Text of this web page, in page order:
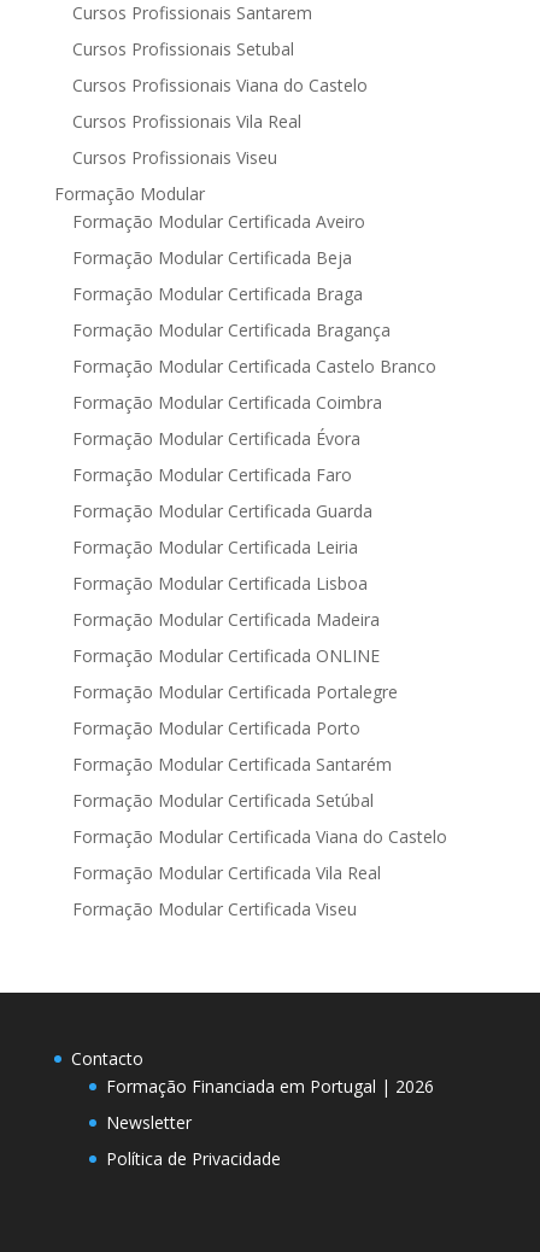
Cursos Profissionais Santarem
Cursos Profissionais Setubal
Cursos Profissionais Viana do Castelo
Cursos Profissionais Vila Real
Cursos Profissionais Viseu
Formação Modular
Formação Modular Certificada Aveiro
Formação Modular Certificada Beja
Formação Modular Certificada Braga
Formação Modular Certificada Bragança
Formação Modular Certificada Castelo Branco
Formação Modular Certificada Coimbra
Formação Modular Certificada Évora
Formação Modular Certificada Faro
Formação Modular Certificada Guarda
Formação Modular Certificada Leiria
Formação Modular Certificada Lisboa
Formação Modular Certificada Madeira
Formação Modular Certificada ONLINE
Formação Modular Certificada Portalegre
Formação Modular Certificada Porto
Formação Modular Certificada Santarém
Formação Modular Certificada Setúbal
Formação Modular Certificada Viana do Castelo
Formação Modular Certificada Vila Real
Formação Modular Certificada Viseu
Contacto
Formação Financiada em Portugal | 2026
Newsletter
Política de Privacidade